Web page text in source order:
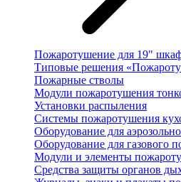
Пожаротушение для 19"
Типовые решения
Пожарные стволы
Модули пожаротушения
Установки распыления
Системы пожаротушения
Оборудование для
Оборудование для газового
Модули и элементы
Средства защиты органов